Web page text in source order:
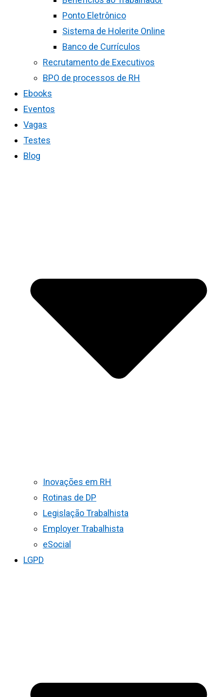
Ponto Eletrônico
Sistema de Holerite Online
Banco de Currículos
Recrutamento de Executivos
BPO de processos de RH
Ebooks
Eventos
Vagas
Testes
Blog
Inovações em RH
Rotinas de DP
Legislação Trabalhista
Employer Trabalhista
eSocial
LGPD